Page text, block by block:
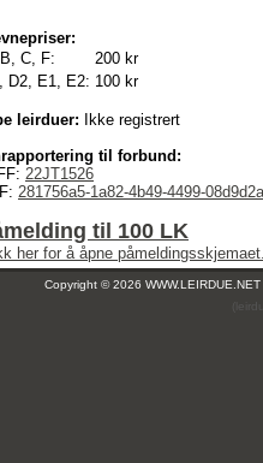
C, F:
200 kr
D2, E1, E2: 100 kr
leirduer: Ikke registrert
til forbund:
22JT1526
281756a5-1a82-4b49-4499-
til 100 LK
her for å åpne
Copyright © 2026